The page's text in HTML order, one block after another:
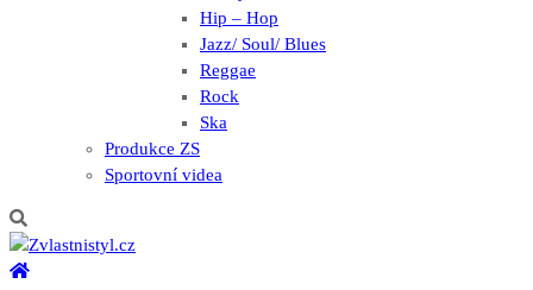
Hip – Hop
Jazz/ Soul/ Blues
Reggae
Rock
Ska
Produkce ZS
Sportovní videa